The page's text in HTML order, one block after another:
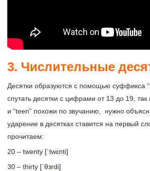
3. Числительные
Десятки образуются с помощью суффикса
спутать десятки с цифрами от 13 до 19, так
и “teen” похожи по звучанию, нужно
ударение в десятках ставится на первый
прочитаем:
20 – twenty [ˈtwɛnti]
30 – thirty [ˈθɜrdi]